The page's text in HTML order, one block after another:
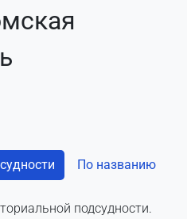
По названию
подсудности.